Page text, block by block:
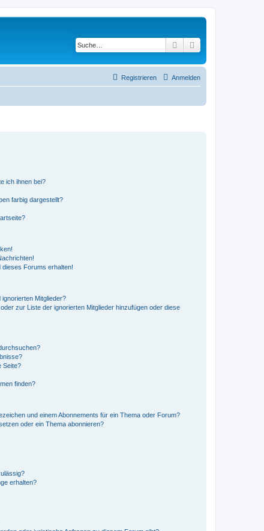
Suche
Anmelden
Registrieren
ich ihnen bei?
farbig dargestellt?
dieses Forums erhalten!
Mitglieder?
zur Liste der ignorierten Mitglieder hinzufügen oder diese
Seite?
finden?
und einem Abonnements für ein Thema oder Forum?
oder ein Thema abonnieren?
erhalten?